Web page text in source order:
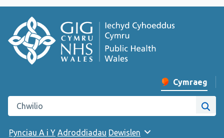
Newid iaith y
Cymraeg
Chwilio gwefan Iechyd Cyhoeddus Cymru
Pynciau A i Y Adroddiadau Dewislen